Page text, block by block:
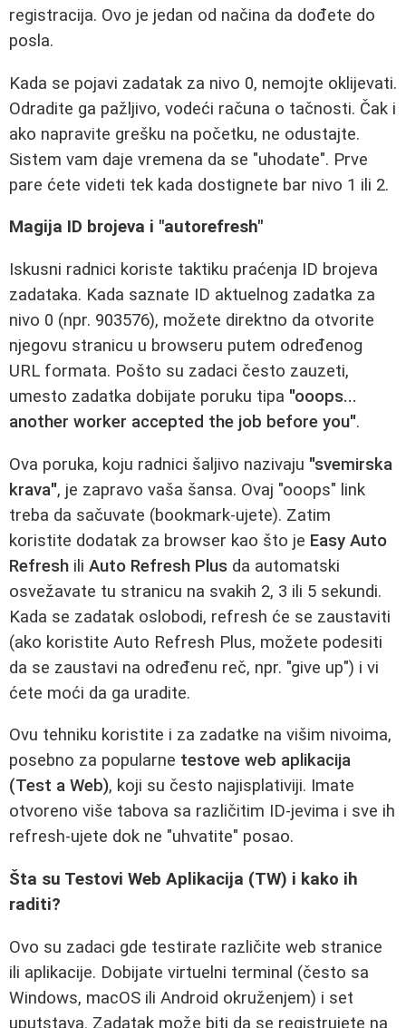
registracija. Ovo je jedan od načina da dođete do
posla.
Kada se pojavi zadatak za nivo 0, nemojte oklijevati.
Odradite ga pažljivo, vodeći računa o tačnosti. Čak i
ako napravite grešku na početku, ne odustajte.
Sistem vam daje vremena da se "uhodate". Prve
pare ćete videti tek kada dostignete bar nivo 1 ili 2.
Magija ID brojeva i "autorefresh"
Iskusni radnici koriste taktiku praćenja ID brojeva
zadataka. Kada saznate ID aktuelnog zadatka za
nivo 0 (npr. 903576), možete direktno da otvorite
njegovu stranicu u browseru putem određenog
URL formata. Pošto su zadaci često zauzeti,
umesto zadatka dobijate poruku tipa "ooops...
another worker accepted the job before you".
Ova poruka, koju radnici šaljivo nazivaju "svemirska
krava", je zapravo vaša šansa. Ovaj "ooops" link
treba da sačuvate (bookmark-ujete). Zatim
koristite dodatak za browser kao što je Easy Auto
Refresh ili Auto Refresh Plus da automatski
osvežavate tu stranicu na svakih 2, 3 ili 5 sekundi.
Kada se zadatak oslobodi, refresh će se zaustaviti
(ako koristite Auto Refresh Plus, možete podesiti
da se zaustavi na određenu reč, npr. "give up") i vi
ćete moći da ga uradite.
Ovu tehniku koristite i za zadatke na višim nivoima,
posebno za popularne testove web aplikacija
(Test a Web), koji su često najisplativiji. Imate
otvoreno više tabova sa različitim ID-jevima i sve ih
refresh-ujete dok ne "uhvatite" posao.
Šta su Testovi Web Aplikacija (TW) i kako ih
raditi?
Ovo su zadaci gde testirate različite web stranice
ili aplikacije. Dobijate virtuelni terminal (često sa
Windows, macOS ili Android okruženjem) i set
uputstava. Zadatak može biti da se registrujete na